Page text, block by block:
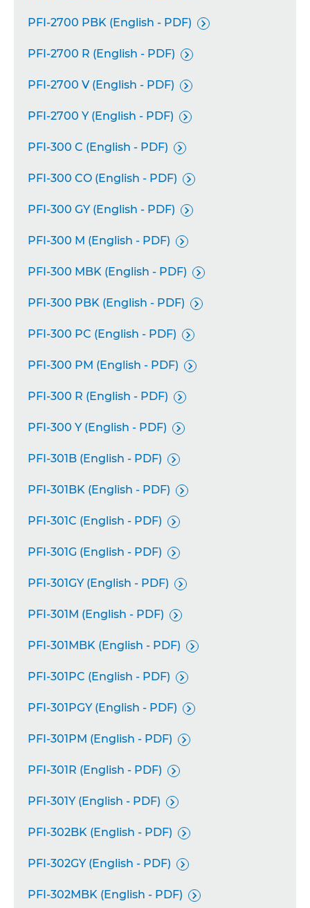
PFI-2700 PBK (English - PDF) 
PFI-2700 R (English - PDF) 
PFI-2700 V (English - PDF) 
PFI-2700 Y (English - PDF) 
PFI-300 C (English - PDF) 
PFI-300 CO (English - PDF) 
PFI-300 GY (English - PDF) 
PFI-300 M (English - PDF) 
PFI-300 MBK (English - PDF) 
PFI-300 PBK (English - PDF) 
PFI-300 PC (English - PDF) 
PFI-300 PM (English - PDF) 
PFI-300 R (English - PDF) 
PFI-300 Y (English - PDF) 
PFI-301B (English - PDF) 
PFI-301BK (English - PDF) 
PFI-301C (English - PDF) 
PFI-301G (English - PDF) 
PFI-301GY (English - PDF) 
PFI-301M (English - PDF) 
PFI-301MBK (English - PDF) 
PFI-301PC (English - PDF) 
PFI-301PGY (English - PDF) 
PFI-301PM (English - PDF) 
PFI-301R (English - PDF) 
PFI-301Y (English - PDF) 
PFI-302BK (English - PDF) 
PFI-302GY (English - PDF) 
PFI-302MBK (English - PDF) 